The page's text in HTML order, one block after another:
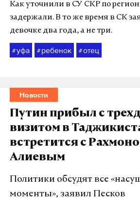
Как уточнили в СУ СКР по
задержали. В то же время в СК
девочке два года, а не три.
#уфа # ребенок #отец
Новости
Путин прибыл с
визитом в
встретится с
Алиевым
Политики обсудят все
моменты», заявил Песков